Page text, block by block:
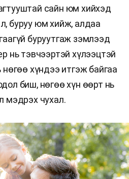
сайн юм хийхэд
буруу юм хийж, алдаа
буруутгаж зэмлээд
нь тэвчээртэй хүлээцтэй
нөгөө хүндээ итгэж байгаа
биш, нөгөө хүн өөрт нь
мэдрэх чухал.